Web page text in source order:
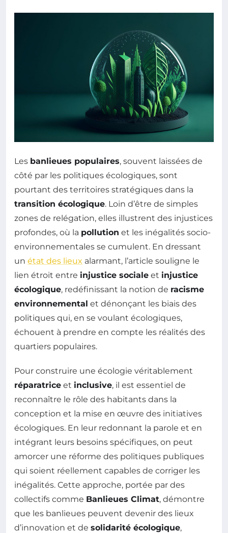
Les banlieues populaires, souvent laissées de
côté par les politiques écologiques, sont
pourtant des territoires stratégiques dans la
transition écologique. Loin d’être de simples
zones de relégation, elles illustrent des injustices
profondes, où la pollution et les inégalités socio-
environnementales se cumulent. En dressant
un état des lieux alarmant, l’article souligne le
lien étroit entre injustice sociale et injustice
écologique, redéfinissant la notion de racisme
environnemental et dénonçant les biais des
politiques qui, en se voulant écologiques,
échouent à prendre en compte les réalités des
quartiers populaires.
Pour construire une écologie véritablement
réparatrice et inclusive, il est essentiel de
reconnaître le rôle des habitants dans la
conception et la mise en œuvre des initiatives
écologiques. En leur redonnant la parole et en
intégrant leurs besoins spécifiques, on peut
amorcer une réforme des politiques publiques
qui soient réellement capables de corriger les
inégalités. Cette approche, portée par des
collectifs comme Banlieues Climat, démontre
que les banlieues peuvent devenir des lieux
d’innovation et de solidarité écologique,